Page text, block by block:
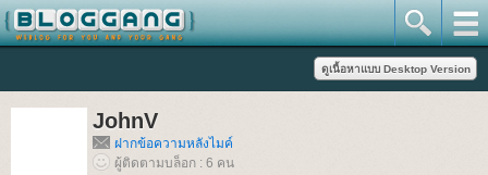
JohnV
ฝากข้อความหลังไมค์
ผู้ติดตามบล็อก : 6 คน